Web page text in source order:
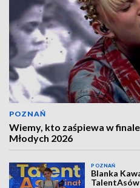
POZNAŃ
Wiemy, kto zaśpiewa w
Młodych 2026
POZNAŃ
Blanka